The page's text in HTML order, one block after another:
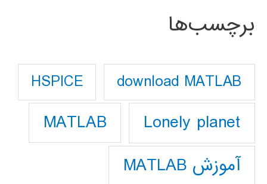
برچسب‌ها
download MATLAB
HSPICE
Lonely planet
MATLAB
آموزش MATLAB